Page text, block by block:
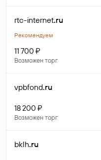
rtc-internet.ru
Рекомендуем
11 700 ₽
Возможен торг
vpbfond.ru
18 200 ₽
Возможен торг
bklh.ru